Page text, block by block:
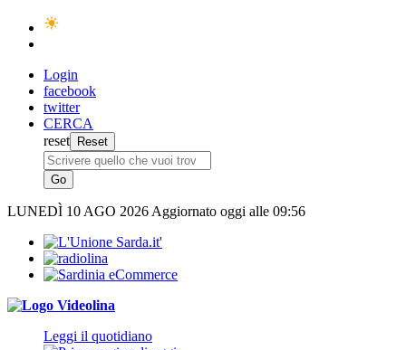
Login
facebook
twitter
CERCA
reset
LUNEDÌ 10 AGO 2026 Aggiornato oggi alle 09:56
Leggi il quotidiano